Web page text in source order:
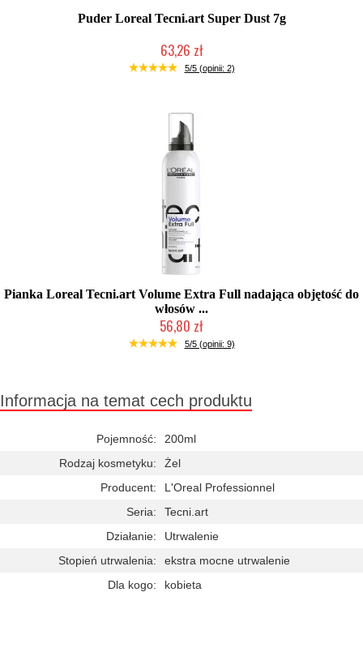
Puder Loreal Tecni.art Super Dust 7g
63,26 zł
Duża ilość (wysyłka w 24h)
5/5 (opinii: 2)
Pianka Loreal Tecni.art Volume Extra Full nadająca objętość do
włosów ...
56,80 zł
Duża ilość (wysyłka w 24h)
5/5 (opinii: 9)
Informacja na temat cech produktu
Pojemność:
200ml
Rodzaj kosmetyku:
Żel
Producent:
L'Oreal Professionnel
Seria:
Tecni.art
Działanie:
Utrwalenie
Stopień utrwalenia:
ekstra mocne utrwalenie
Dla kogo:
kobieta